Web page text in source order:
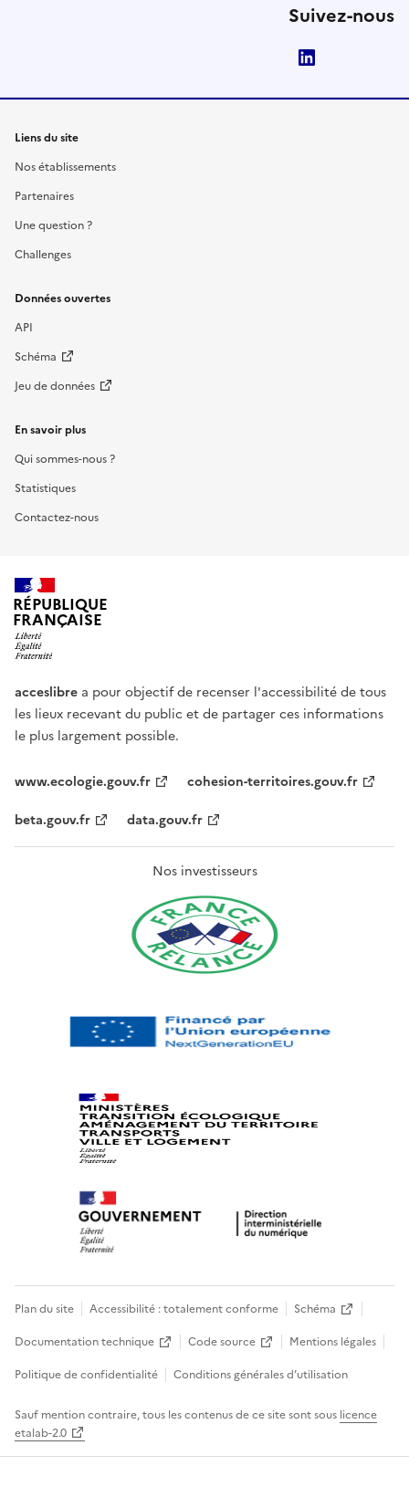
Suivez-nous
Liens du site
Nos établissements
Partenaires
Une question ?
Challenges
Données ouvertes
API
Schéma
Jeu de données
En savoir plus
Qui sommes-nous ?
Statistiques
Contactez-nous
RÉPUBLIQUE
FRANÇAISE
acceslibre a pour objectif de recenser l'accessibilité de tous
les lieux recevant du public et de partager ces informations
le plus largement possible.
www.ecologie.gouv.fr
cohesion-territoires.gouv.fr
beta.gouv.fr
data.gouv.fr
Nos investisseurs
Plan du site Accessibilité : totalement conforme
Schéma
Documentation technique
Code source
Mentions légales
Politique de confidentialité
Conditions générales d’utilisation
Sauf mention contraire, tous les contenus de ce site sont sous licence
etalab-2.0